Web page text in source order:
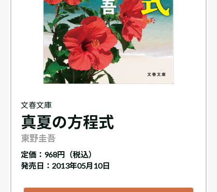
文春文庫
真夏の方程式
東野圭吾
定価： 968円（税込）
発売日：2013年05月10日